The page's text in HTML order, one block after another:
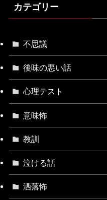
カテゴリー
不思議
後味の悪い話
心理テスト
意味怖
教訓
泣ける話
洒落怖